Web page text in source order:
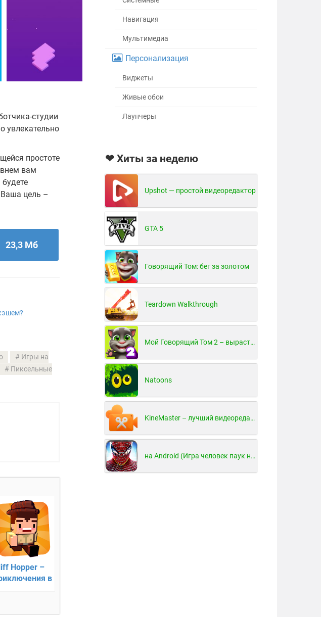
студии
увлекательно
простоте
вам
цель –
23,3 Мб
Игры на
Пиксельные
Hopper –
в
Навигация
Мультимедиа
Персонализация
Виджеты
Живые обои
Лаунчеры
❤ Хиты за неделю
Upshot — простой видеоредактор
GTA 5
Говорящий Том: бег за золотом
Teardown Walkthrough
Мой Говорящий Том 2 – вырасти и воспитай своего котенка
Natoons
KineMaster – лучший видеоредактор для Android
на Android (Игра человек паук на Android)